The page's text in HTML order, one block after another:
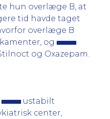
hun overlæge B, at
tid havde taget
overlæge B
og
og Oxazepam.
ustabilt
center,